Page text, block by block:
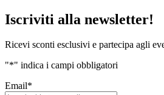
Iscriviti alla newsletter!
Ricevi sconti esclusivi e partecipa agli
"*" indica i campi obbligatori
Email*